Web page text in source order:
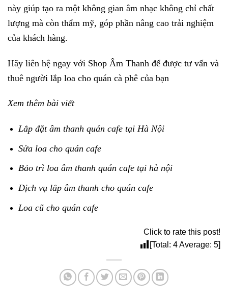
này giúp tạo ra một không gian âm nhạc không chỉ chất
lượng mà còn thẩm mỹ, góp phần nâng cao trải nghiệm
của khách hàng.
Hãy liên hệ ngay với Shop Âm Thanh để được tư vấn và
thuê người lắp loa cho quán cà phê của bạn
Xem thêm bài viết
Lắp đặt âm thanh quán cafe tại Hà Nội
Sửa loa cho quán cafe
Bảo trì loa âm thanh quán cafe tại hà nội
Dịch vụ lắp âm thanh cho quán cafe
Loa cũ cho quán cafe
Click to rate this post!
[Total: 4Average: 5]